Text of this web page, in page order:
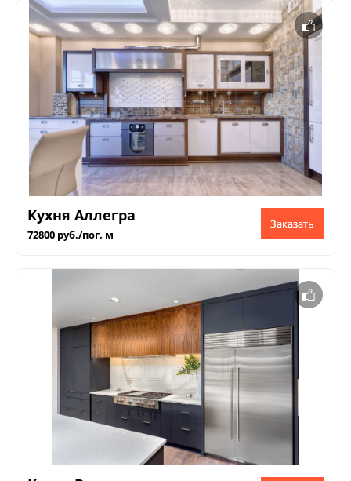
Кухня Аллегра
72800 руб./пог. м
Заказать